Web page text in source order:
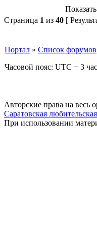
Страница 1 из 40 [
Портал » Список форумов
Часовой пояс: UTC + 3
Авторские права на весь
Саратовская
При использовании